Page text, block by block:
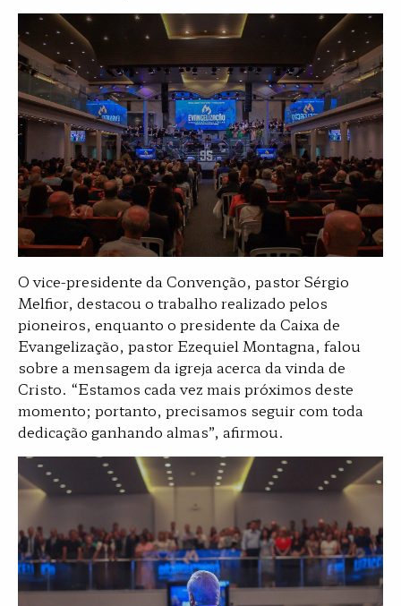
O vice-presidente da Convenção, pastor Sérgio
Melfior, destacou o trabalho realizado pelos
pioneiros, enquanto o presidente da Caixa de
Evangelização, pastor Ezequiel Montagna, falou
sobre a mensagem da igreja acerca da vinda de
Cristo. “Estamos cada vez mais próximos deste
momento; portanto, precisamos seguir com toda
dedicação ganhando almas”, afirmou.